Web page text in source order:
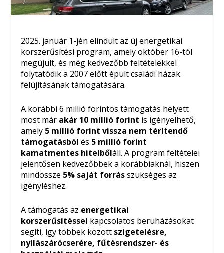
2025. január 1-jén elindult az új energetikai
korszerűsítési program, amely október 16-tól
megújult, és még kedvezőbb feltételekkel
folytatódik a 2007 előtt épült családi házak
felújításának támogatására.
A korábbi 6 millió forintos támogatás helyett
most már akár 10 millió forint is igényelhető,
amely 5 millió forint vissza nem térítendő
támogatásból és 5 millió forint
kamatmentes hitelbőláll. A program feltételei
jelentősen kedvezőbbek a korábbiaknál, hiszen
mindössze 5% saját forrásszükséges az
igényléshez.
A támogatás az energetikai
korszerűsítéssel kapcsolatos beruházásokat
segíti, így többek között szigetelésre,
nyílászárócserére, fűtésrendszer- és